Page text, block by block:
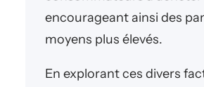
encourageant ainsi des
moyens plus élevés.
En explorant ces divers